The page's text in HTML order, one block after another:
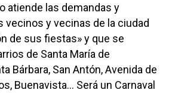
atiende las demandas y
vecinos y vecinas de la ciudad
de sus fiestas» y que se
de Santa María de
Bárbara, San Antón, Avenida de
Buenavista… Será un Carnaval